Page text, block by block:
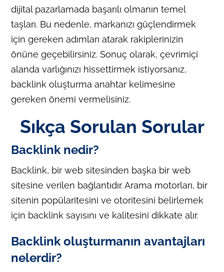
dijital pazarlamada başarılı olmanın temel
taşları. Bu nedenle, markanızı güçlendirmek
için gereken adımları atarak rakiplerinizin
önüne geçebilirsiniz. Sonuç olarak, çevrimiçi
alanda varlığınızı hissettirmek istiyorsanız,
backlink oluşturma anahtar kelimesine
gereken önemi vermelisiniz.
Sıkça Sorulan Sorular
Backlink nedir?
Backlink, bir web sitesinden başka bir web
sitesine verilen bağlantıdır. Arama motorları, bir
sitenin popülaritesini ve otoritesini belirlemek
için backlink sayısını ve kalitesini dikkate alır.
Backlink oluşturmanın avantajları
nelerdir?